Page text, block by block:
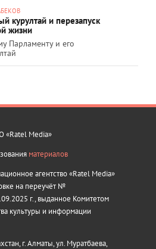
курултай и перезапуск
жизни
Парламенту и его
«Ratel Media»
материалов
агентство «Ratel Media»
на переучёт №
г., выданное Комитетом
культуры и информации
г. Алматы, ул. Муратбаева,